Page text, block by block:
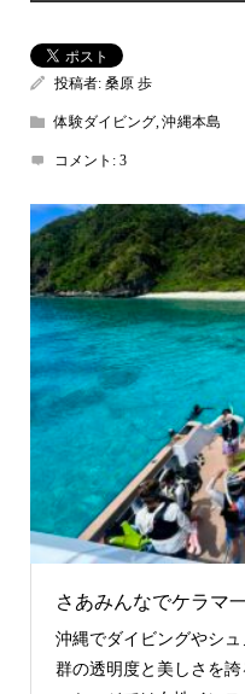
投稿者: 桑原 歩
体験ダイビング,沖縄本島
コメント: 3
さあみんなでケラマ
沖縄でダイビングやシ
群の透明度と美しさを